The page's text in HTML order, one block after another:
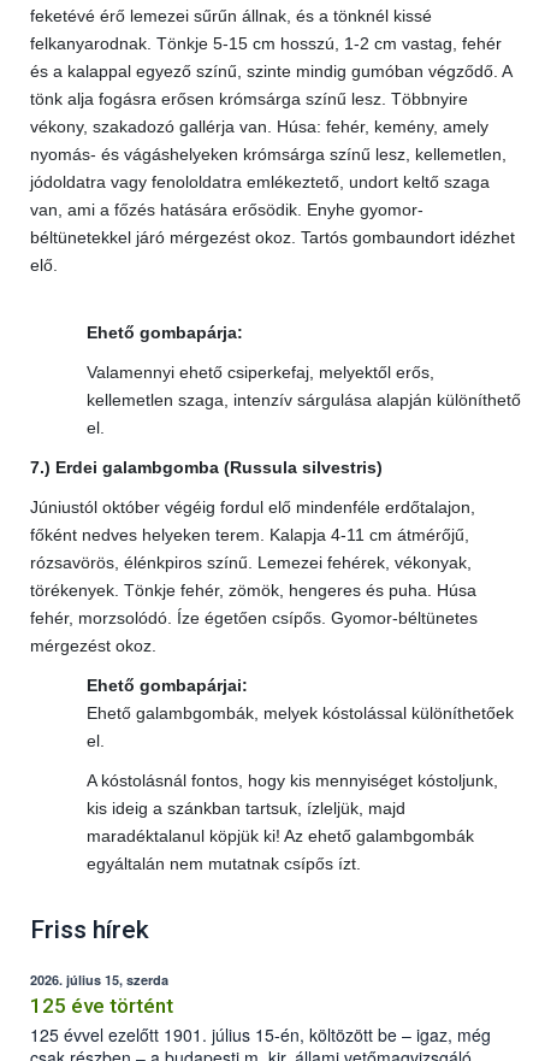
feketévé érő lemezei sűrűn állnak, és a tönknél kissé
felkanyarodnak. Tönkje 5-15 cm hosszú, 1-2 cm vastag, fehér
és a kalappal egyező színű, szinte mindig gumóban végződő. A
tönk alja fogásra erősen krómsárga színű lesz. Többnyire
vékony, szakadozó gallérja van. Húsa: fehér, kemény, amely
nyomás- és vágáshelyeken krómsárga színű lesz, kellemetlen,
jódoldatra vagy fenololdatra emlékeztető, undort keltő szaga
van, ami a főzés hatására erősödik. Enyhe gyomor-
béltünetekkel járó mérgezést okoz. Tartós gombaundort idézhet
elő.
Ehető gombapárja:
Valamennyi ehető csiperkefaj, melyektől erős,
kellemetlen szaga, intenzív sárgulása alapján különíthető
el.
7.) Erdei galambgomba (Russula silvestris)
Júniustól október végéig fordul elő mindenféle erdőtalajon,
főként nedves helyeken terem. Kalapja 4-11 cm átmérőjű,
rózsavörös, élénkpiros színű. Lemezei fehérek, vékonyak,
törékenyek. Tönkje fehér, zömök, hengeres és puha. Húsa
fehér, morzsolódó. Íze égetően csípős. Gyomor-béltünetes
mérgezést okoz.
Ehető gombapárjai:
Ehető galambgombák, melyek kóstolással különíthetőek
el.
A kóstolásnál fontos, hogy kis mennyiséget kóstoljunk,
kis ideig a szánkban tartsuk, ízleljük, majd
maradéktalanul köpjük ki! Az ehető galambgombák
egyáltalán nem mutatnak csípős ízt.
Friss hírek
2026. július 15, szerda
125 éve történt
125 évvel ezelőtt 1901. július 15-én, költözött be – igaz, még